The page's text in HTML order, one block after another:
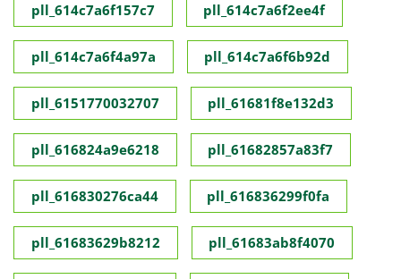
pll_614c7a6f157c7 pll_614c7a6f2ee4f
pll_614c7a6f4a97a pll_614c7a6f6b92d
pll_6151770032707 pll_61681f8e132d3
pll_616824a9e6218 pll_61682857a83f7
pll_616830276ca44 pll_616836299f0fa
pll_61683629b8212 pll_61683ab8f4070